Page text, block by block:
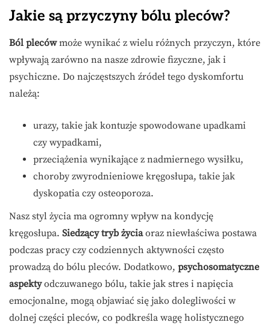
Jakie są przyczyny bólu pleców?
Ból plecówmoże wynikać z wielu różnych przyczyn, które
wpływają zarówno na nasze zdrowie fizyczne, jak i
psychiczne. Do najczęstszych źródeł tego dyskomfortu
należą:
urazy, takie jak kontuzje spowodowane upadkami
czy wypadkami,
przeciążenia wynikające z nadmiernego wysiłku,
choroby zwyrodnieniowe kręgosłupa, takie jak
dyskopatia czy osteoporoza.
Nasz styl życia ma ogromny wpływ na kondycję
kręgosłupa. Siedzący tryb życiaoraz niewłaściwa postawa
podczas pracy czy codziennych aktywności często
prowadzą do bólu pleców. Dodatkowo, psychosomatyczne
aspektyodczuwanego bólu, takie jak stres i napięcia
emocjonalne, mogą objawiać się jako dolegliwości w
dolnej części pleców, co podkreśla wagę holistycznego